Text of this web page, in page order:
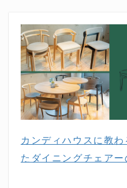
カンディハウスに教
たダイニングチェアー